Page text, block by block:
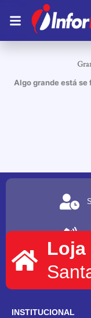
para
conteúdo
Algo grande está se
Loja
INSTITUCIONAL